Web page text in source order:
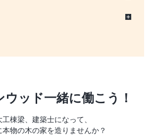
ウッド一緒に働こう！
工棟梁、建築士になって、
本物の木の家を造りませんか？